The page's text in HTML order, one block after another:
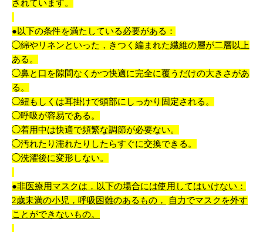
されています。
●以下の条件を満たしている必要がある：
◯綿やリネンといった，きつく編まれた繊維の層が二層以上
ある。
◯鼻と口を隙間なくかつ快適に完全に覆うだけの大きさがあ
る。
◯紐もしくは耳掛けで頭部にしっかり固定される。
◯呼吸が容易である。
◯着用中は快適で頻繁な調節が必要ない。
◯汚れたり濡れたりしたらすぐに交換できる。
◯洗濯後に変形しない。
●非医療用マスクは，以下の場合には使用してはいけない：
2歳未満の小児，呼吸困難のあるもの，
自力でマスクを外す
ことができないもの。